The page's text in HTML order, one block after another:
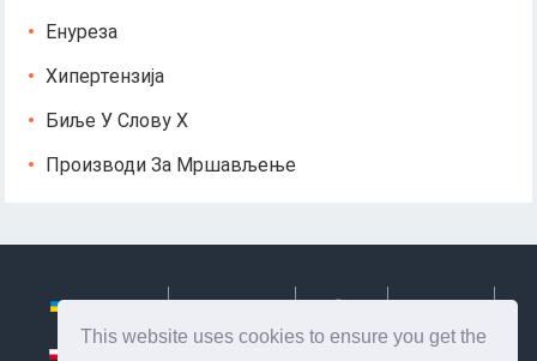
This website uses cookies to ensure you get the
Енуреза
Хипертензија
Биље У Слову Х
Производи За Мршављење